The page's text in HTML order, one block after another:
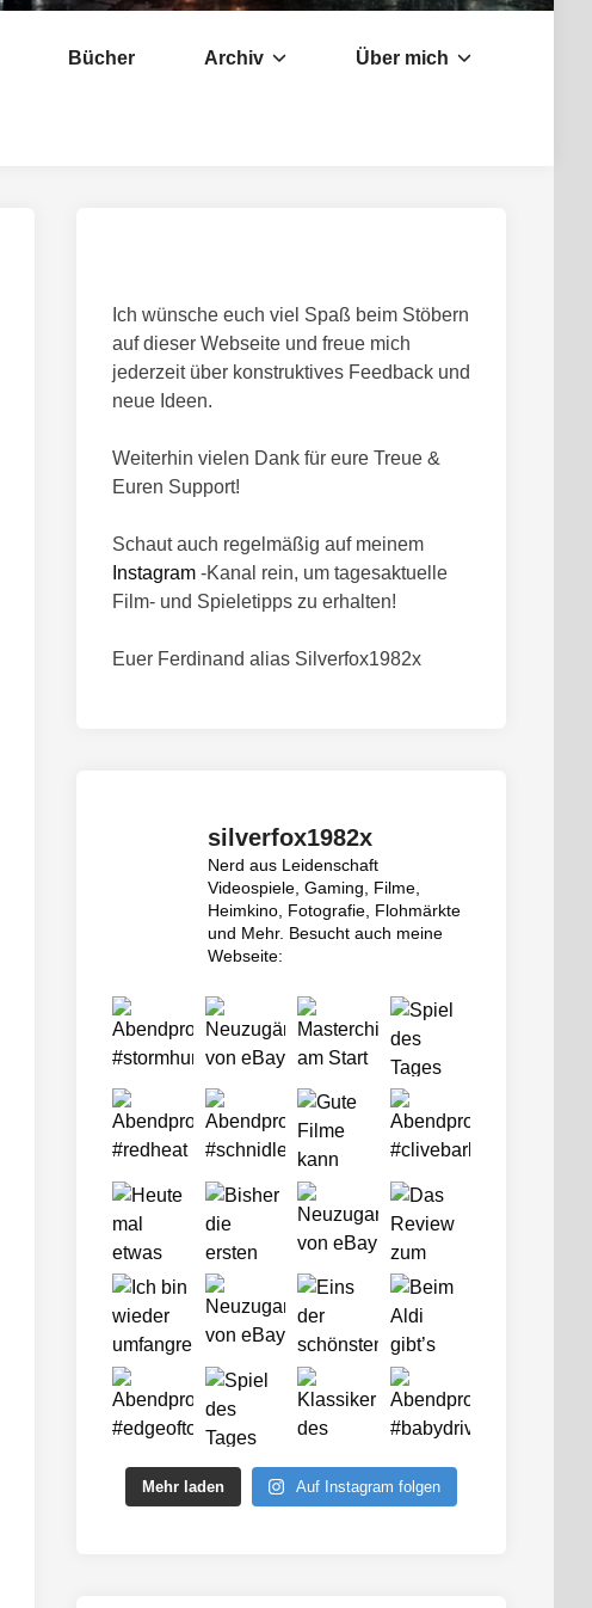
Bücher Archiv Über mich
Ich wünsche euch viel Spaß beim Stöbern
auf dieser Webseite und freue mich
jederzeit über konstruktives Feedback und
neue Ideen.
Weiterhin vielen Dank für eure Treue &
Euren Support!
Schaut auch regelmäßig auf meinem
Instagram -Kanal rein, um tagesaktuelle
Film- und Spieletipps zu erhalten!
Euer Ferdinand alias Silverfox1982x
silverfox1982x
Nerd aus Leidenschaft
Videospiele, Gaming, Filme,
Heimkino, Fotografie, Flohmärkte
und Mehr. Besucht auch meine
Webseite:
Mehr laden Auf Instagram folgen